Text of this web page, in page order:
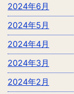
2024年6月
2024年5月
2024年4月
2024年3月
2024年2月